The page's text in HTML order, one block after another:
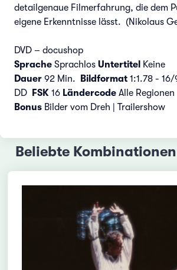
detailgenaue Filmerfahrung, die dem
eigene Erkenntnisse lässt. (Nikolaus
DVD – docushop
Sprache Sprachlos Untertitel Keine
Dauer 92 Min. Bildformat 1:1.78 -
DD
FSK 16 Ländercode Alle Regionen
Bonus Bilder vom Dreh | Trailershow
Beliebte Kombinationen